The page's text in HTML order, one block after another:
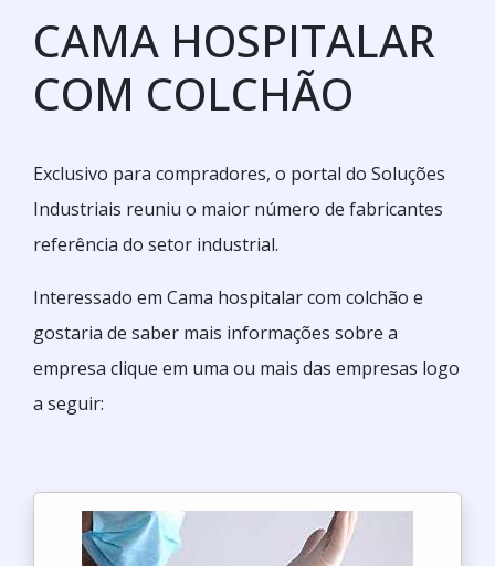
CAMA HOSPITALAR
COM COLCHÃO
Exclusivo para compradores, o portal do Soluções
Industriais reuniu o maior número de fabricantes
referência do setor industrial.
Interessado em Cama hospitalar com colchão e
gostaria de saber mais informações sobre a
empresa clique em uma ou mais das empresas logo
a seguir: